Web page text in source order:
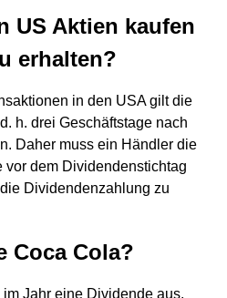
US Aktien kaufen
erhalten?
in den USA gilt die
h. drei Geschäftstage nach
Daher muss ein Händler die
vor dem Dividendenstichtag
Dividendenzahlung zu
Coca Cola?
Jahr eine Dividende aus.